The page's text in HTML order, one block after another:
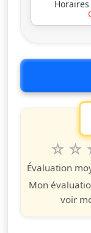
questo3
2
étoiles
étoile
Évaluation
Mon
voir